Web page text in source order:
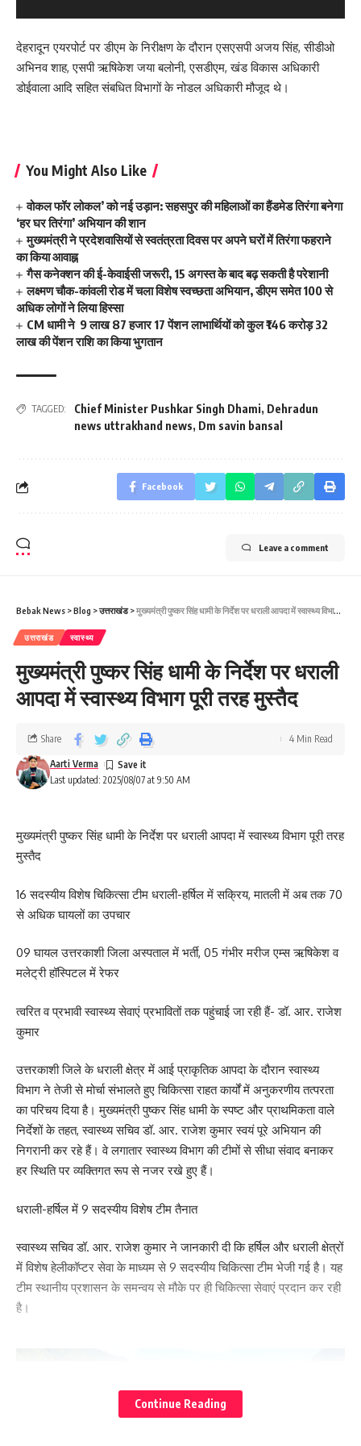
देहरादून एयरपोर्ट पर डीएम के निरीक्षण के दौरान एसएसपी अजय सिंह, सीडीओ
अभिनव शाह, एसपी ऋषिकेश जया बलोनी, एसडीएम, खंड विकास अधिकारी
डोईवाला आदि सहित संबधित विभागों के नोडल अधिकारी मौजूद थे।
You Might Also Like
वोकल फॉर लोकल’ को नई उड़ान: सहसपुर की महिलाओं का हैंडमेड तिरंगा बनेगा
‘हर घर तिरंगा’ अभियान की शान
मुख्यमंत्री ने प्रदेशवासियों से स्वतंत्रता दिवस पर अपने घरों में तिरंगा फहराने
का किया आवाह्न
गैस कनेक्शन की ई-केवाईसी जरूरी, 15 अगस्त के बाद बढ़ सकती है परेशानी
लक्ष्मण चौक-कांवली रोड में चला विशेष स्वच्छता अभियान, डीएम समेत 100 से
अधिक लोगों ने लिया हिस्सा
CM धामी ने 9 लाख 87 हजार 17 पेंशन लाभार्थियों को कुल ₹146 करोड़ 32
लाख की पेंशन राशि का किया भुगतान
TAGGED: Chief Minister Pushkar Singh Dhami, Dehradun
news uttrakhand news, Dm savin bansal
Facebook
Leave a comment
Bebak News >Blog >उत्तराखंड>मुख्यमंत्री पुष्कर सिंह धामी के निर्देश पर धराली आपदा में स्वास्थ्य विभाग पूरी तरह मुस्तैद
उत्तराखंड स्वास्थ्य
मुख्यमंत्री पुष्कर सिंह धामी के निर्देश पर धराली
आपदा में स्वास्थ्य विभाग पूरी तरह मुस्तैद
Last updated: 2025/08/07 at 9:50 AM
Aarti Verma
Share 4 Min Read
मुख्यमंत्री पुष्कर सिंह धामी के निर्देश पर धराली आपदा में स्वास्थ्य विभाग पूरी तरह
मुस्तैद
16 सदस्यीय विशेष चिकित्सा टीम धराली-हर्षिल में सक्रिय, मातली में अब तक 70
से अधिक घायलों का उपचार
09 घायल उत्तरकाशी जिला अस्पताल में भर्ती, 05 गंभीर मरीज एम्स ऋषिकेश व
मलेट्री हॉस्पिटल में रेफर
त्वरित व प्रभावी स्वास्थ्य सेवाएं प्रभावितों तक पहुंचाई जा रही हैं- डॉ. आर. राजेश
कुमार
उत्तरकाशी जिले के धराली क्षेत्र में आई प्राकृतिक आपदा के दौरान स्वास्थ्य
विभाग ने तेजी से मोर्चा संभालते हुए चिकित्सा राहत कार्यों में अनुकरणीय तत्परता
का परिचय दिया है। मुख्यमंत्री पुष्कर सिंह धामी के स्पष्ट और प्राथमिकता वाले
निर्देशों के तहत, स्वास्थ्य सचिव डॉ. आर. राजेश कुमार स्वयं पूरे अभियान की
निगरानी कर रहे हैं। वे लगातार स्वास्थ्य विभाग की टीमों से सीधा संवाद बनाकर
हर स्थिति पर व्यक्तिगत रूप से नजर रखे हुए हैं।
धराली-हर्षिल में 9 सदस्यीय विशेष टीम तैनात
स्वास्थ्य सचिव डॉ. आर. राजेश कुमार ने जानकारी दी कि हर्षिल और धराली क्षेत्रों
में विशेष हेलीकॉप्टर सेवा के माध्यम से 9 सदस्यीय चिकित्सा टीम भेजी गई है। यह
टीम स्थानीय प्रशासन के समन्वय से मौके पर ही चिकित्सा सेवाएं प्रदान कर रही
है।
Continue Reading